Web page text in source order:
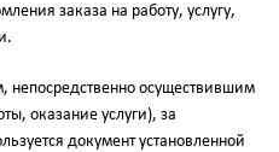
заказа на работу, услугу,
осуществившим
оказание услуги), за
документ установленной